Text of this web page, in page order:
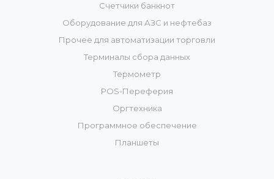
Счетчики банкнот
Оборудование для АЗС и нефтебаз
Прочее для автоматизации торговли
Терминалы сбора данных
Термометр
POS-Переферия
Оргтехника
Программное обеспечение
Планшеты